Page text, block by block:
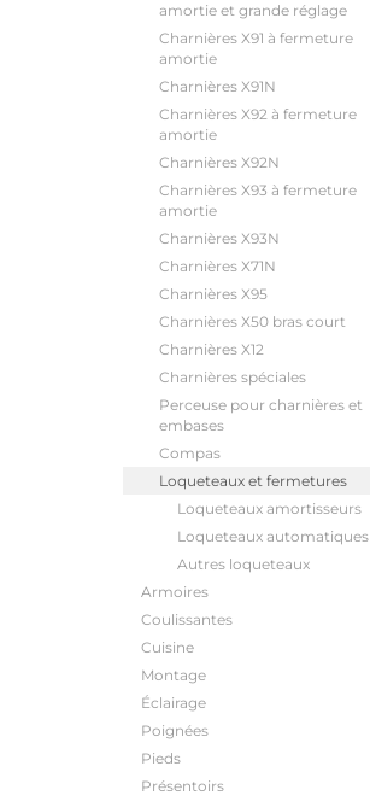
amortie et grande réglage
Charnières X91 à fermeture
amortie
Charnières X91N
Charnières X92 à fermeture
amortie
Charnières X92N
Charnières X93 à fermeture
amortie
Charnières X93N
Charnières X71N
Charnières X95
Charnières X50 bras court
Charnières X12
Charnières spéciales
Perceuse pour charnières et
embases
Compas
Loqueteaux et fermetures
Loqueteaux amortisseurs
Loqueteaux automatiques
Autres loqueteaux
Armoires
Coulissantes
Cuisine
Montage
Éclairage
Poignées
Pieds
Présentoirs